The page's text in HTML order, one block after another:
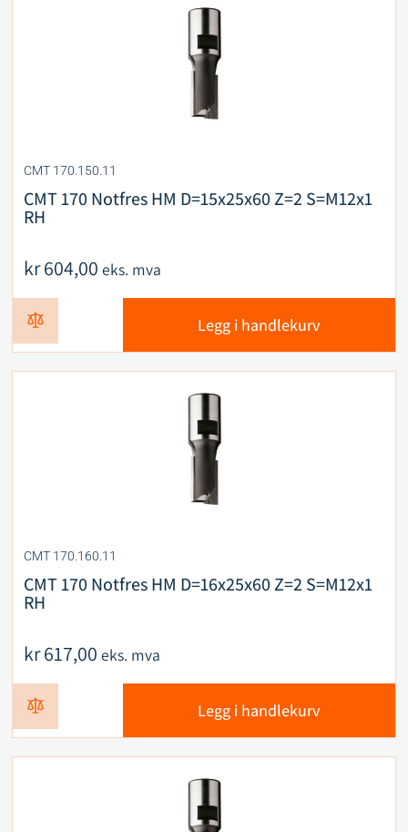
CMT 170.150.11
CMT 170 Notfres HM D=15x25x60 Z=2 S=M12x1
RH
kr604,00 eks. mva
Legg i handlekurv
CMT 170.160.11
CMT 170 Notfres HM D=16x25x60 Z=2 S=M12x1
RH
kr617,00 eks. mva
Legg i handlekurv